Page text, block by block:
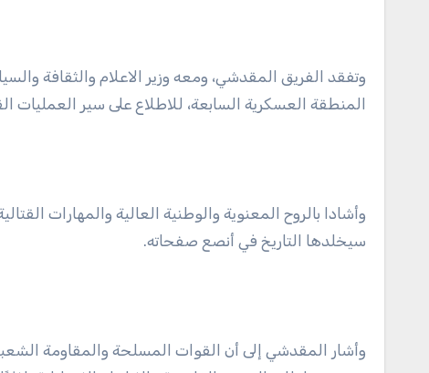
وتفقد الفريق المقدشي، ومعه وزير الاعلام والثقافة
المنطقة العسكرية السابعة، للاطلاع على سير العمليات
وأشادا بالروح المعنوية والوطنية العالية والمهارات
سيخلدها التاريخ في أنصع صفحاته.
وأشار المقدشي إلى أن القوات المسلحة والمقاومة